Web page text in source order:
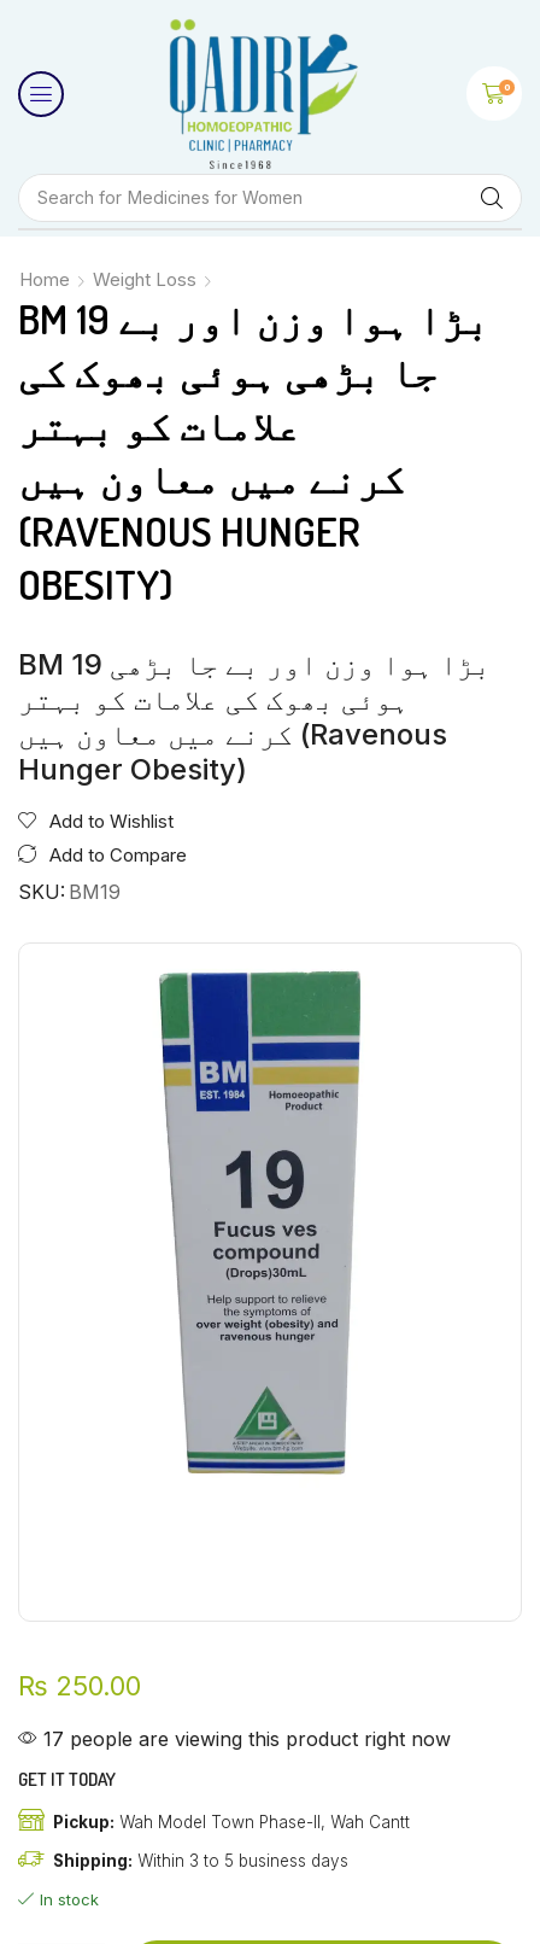
Search for Medicines for Women
0
Home Weight Loss
BM 19 بڑا ہوا وزن اور بے
جا بڑھی ہوئی بھوک کی
علامات کو بہتر
کرنے میں معاون ہیں
(RAVENOUS HUNGER
OBESITY)
BM 19 بڑا ہوا وزن اور بے جا بڑھی
ہوئی بھوک کی علامات کو بہتر
کرنے میں معاون ہیں (Ravenous
Hunger Obesity)
Add to Wishlist
Add to Compare
SKU: BM19
₨ 250.00
17 people are viewing this product right now
GET IT TODAY
Pickup: Wah Model Town Phase-II, Wah Cantt
Shipping: Within 3 to 5 business days
In stock